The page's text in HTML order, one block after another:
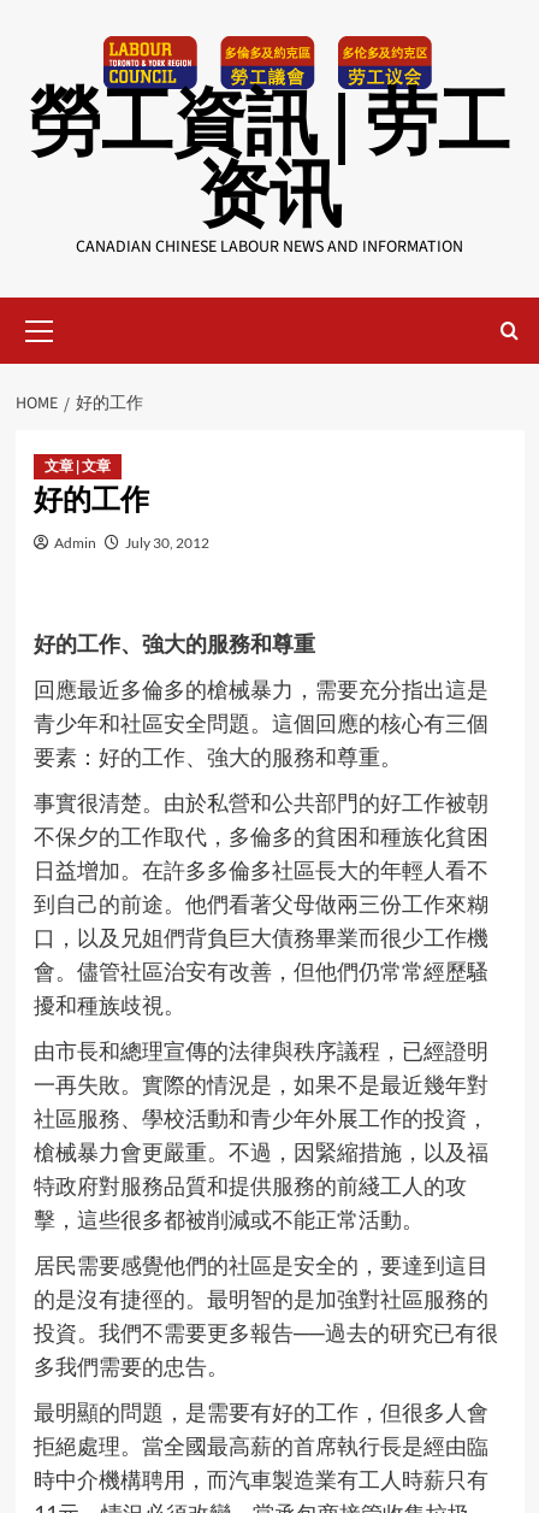
勞工資訊 | 劳工
资讯
CANADIAN CHINESE LABOUR NEWS AND INFORMATION
Menu
HOME 好的工作
文章 | 文章
好的工作
Admin July 30, 2012
好的工作、強大的服務和尊重
回應最近多倫多的槍械暴力，需要充分指出這是
青少年和社區安全問題。這個回應的核心有三個
要素：好的工作、強大的服務和尊重。
事實很清楚。由於私營和公共部門的好工作被朝
不保夕的工作取代，多倫多的貧困和種族化貧困
日益增加。在許多多倫多社區長大的年輕人看不
到自己的前途。他們看著父母做兩三份工作來糊
口，以及兄姐們背負巨大債務畢業而很少工作機
會。儘管社區治安有改善，但他們仍常常經歷騷
擾和種族歧視。
由市長和總理宣傳的法律與秩序議程，已經證明
一再失敗。實際的情況是，如果不是最近幾年對
社區服務、學校活動和青少年外展工作的投資，
槍械暴力會更嚴重。不過，因緊縮措施，以及福
特政府對服務品質和提供服務的前綫工人的攻
擊，這些很多都被削減或不能正常活動。
居民需要感覺他們的社區是安全的，要達到這目
的是沒有捷徑的。最明智的是加強對社區服務的
投資。我們不需要更多報告──過去的研究已有很
多我們需要的忠告。
最明顯的問題，是需要有好的工作，但很多人會
拒絕處理。當全國最高薪的首席執行長是經由臨
時中介機構聘用，而汽車製造業有工人時薪只有